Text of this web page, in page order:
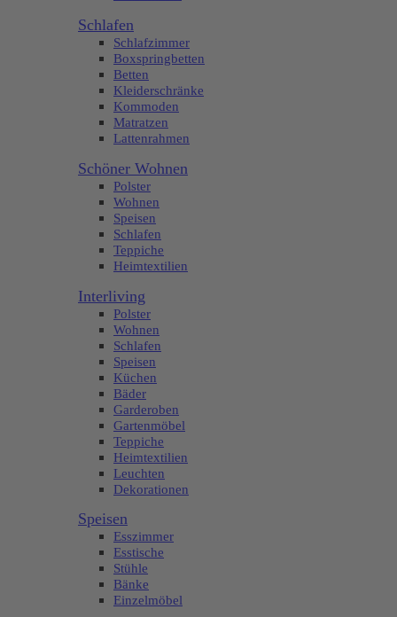
Schlafen
Schlafzimmer
Boxspringbetten
Betten
Kleiderschränke
Kommoden
Matratzen
Lattenrahmen
Schöner Wohnen
Polster
Wohnen
Speisen
Schlafen
Teppiche
Heimtextilien
Interliving
Polster
Wohnen
Schlafen
Speisen
Küchen
Bäder
Garderoben
Gartenmöbel
Teppiche
Heimtextilien
Leuchten
Dekorationen
Speisen
Esszimmer
Esstische
Stühle
Bänke
Einzelmöbel